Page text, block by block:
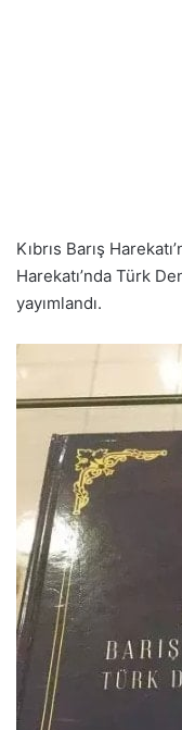
Kıbrıs Barış
Harekatı’nda Türk
yayımlandı.